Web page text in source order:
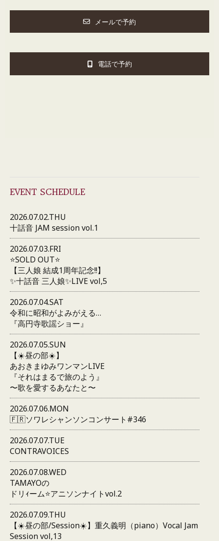
メールで予約
電話で予約
EVENT SCHEDULE
2026.07.02.THU
十話音 JAM session vol.1
2026.07.03.FRI
⭐️SOLD OUT⭐️
【三人娘 結成1周年記念!!】
✨十話音 三人娘✨LIVE vol,5
2026.07.04.SAT
令和に昭和がよみがえる…
『高円寺歌謡ショー』
2026.07.05.SUN
【☀️昼の部☀️】
あおきまゆみワンマンLIVE
『それはまるで旅のよう』
〜歌を愛するあなたと〜
2026.07.06.MON
🇫🇷ソワレシャンソンコンサート#346
2026.07.07.TUE
CONTRAVOICES
2026.07.08.WED
TAMAYOの
ドリｨーム⭐️アニソンナイトvol.2
2026.07.09.THU
【☀️昼の部/Session☀️】重久義明（piano）Vocal Jam
Session vol,13